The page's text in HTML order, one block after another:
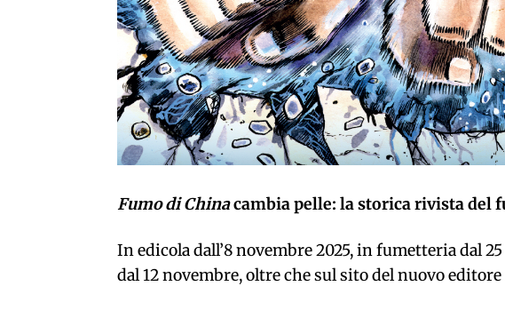
Fumo di Chinacambia pelle: la storica rivista del
In edicola dall’8 novembre 2025, in fumetteria dal
dal 12 novembre, oltre che sul sito del nuovo